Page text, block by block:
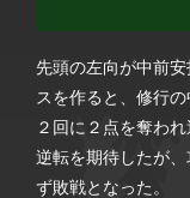
先頭の左向が中前
スを作ると、修行
２回に２点を奪わ
逆転を期待したが
ず敗戦となった。